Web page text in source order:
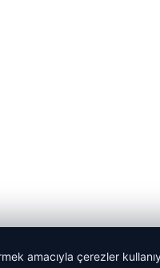
amacıyla çerezler